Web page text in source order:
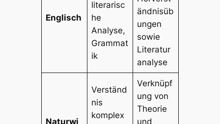
Englisch
literarisc
he
Analyse,
Grammat
ik
ändnisüb
ungen
sowie
Literatur
analyse
Naturwi
Verständ
nis
komplex
Verknüpf
ung von
Theorie
und